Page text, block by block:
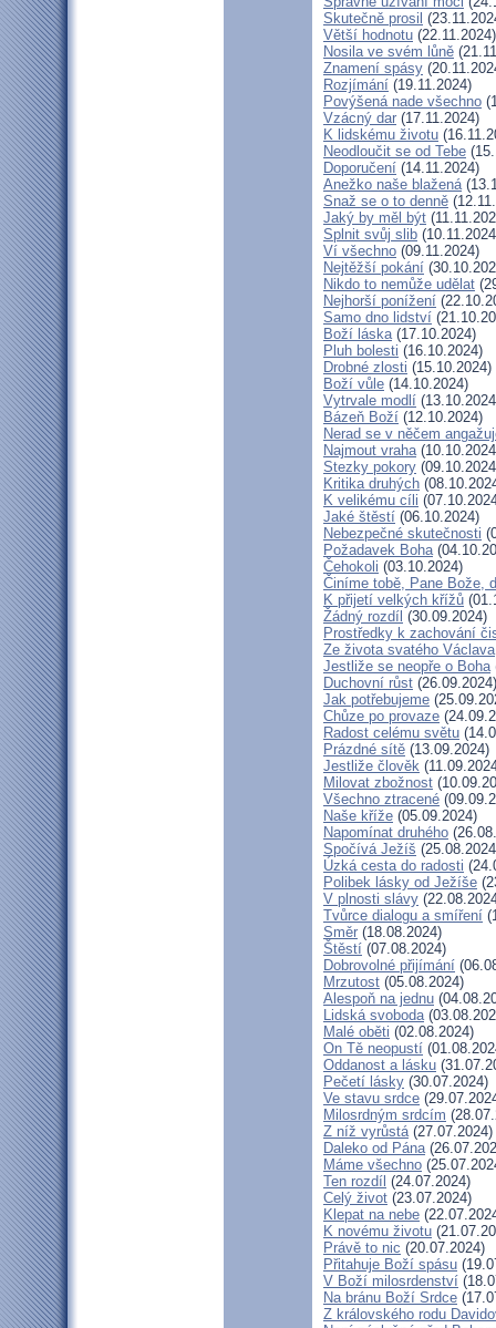
Skutečně prosil
Větší hodnotu (22.11.2024)
Nosila ve svém lůně
Znamení spásy
Rozjímání (19.11.2024)
Povýšená nade všechno
Vzácný dar (17.11.2024)
K lidskému životu
Neodloučit se od Tebe
Doporučení (14.11.2024)
Anežko naše blažená
Snaž se o to denně
Jaký by měl být
Splnit svůj slib
Ví všechno (09.11.2024)
Nejtěžší pokání
Nikdo to nemůže udělat
Nejhorší ponížení
Samo dno lidství
Boží láska(17.10.2024)
Pluh bolesti (16.10.2024)
Drobné zlosti (15.10.2024)
Boží vůle (14.10.2024)
Vytrvale modlí
Bázeň Boží (12.10.2024)
Nerad se v něčem
Najmout vraha
Stezky pokory
Kritika druhých
K velikému cíli
Jaké štěstí (06.10.2024)
Nebezpečné skutečnosti
Požadavek Boha
Čehokoli (03.10.2024)
Činíme tobě, Pane Bože,
K přijetí velkých křížů
Žádný rozdíl (30.09.2024)
Prostředky k zachování
Ze života svatého Václava
Jestliže se neopře o Boha
Duchovní růst (26.09.2024)
Jak potřebujeme
Chůze po provaze
Radost celému světu
Prázdné sítě (13.09.2024)
Jestliže člověk
Milovat zbožnost
Všechno ztracené
Naše kříže (05.09.2024)
Napomínat druhého
Spočívá Ježíš
Úzká cesta do radosti
Polibek lásky od Ježíše
V plnosti slávy
Tvůrce dialogu a smíření
Směr (18.08.2024)
Štěstí (07.08.2024)
Dobrovolné přijímání
Mrzutost (05.08.2024)
Alespoň na jednu
Lidská svoboda
Malé oběti (02.08.2024)
On Tě neopustí
Oddanost a lásku
Pečetí lásky (30.07.2024)
Ve stavu srdce
Milosrdným srdcím
Z níž vyrůstá(27.07.2024)
Daleko od Pána
Máme všechno
Ten rozdíl (24.07.2024)
Celý život (23.07.2024)
Klepat na nebe
K novému životu
Právě to nic (20.07.2024)
Přitahuje Boží spásu
V Boží milosrdenství
Na bránu Boží Srdce
Z královského rodu